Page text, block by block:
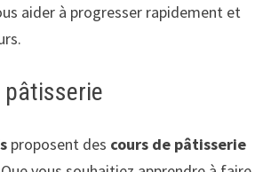
aider à progresser rapidement et
pâtisserie
proposent des cours de pâtisserie